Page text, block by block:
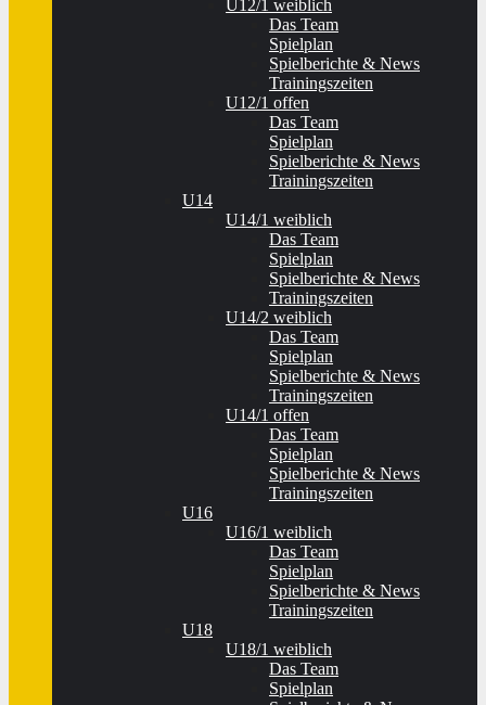
U12/1 weiblich
Das Team
Spielplan
Spielberichte & News
Trainingszeiten
U12/1 offen
Das Team
Spielplan
Spielberichte & News
Trainingszeiten
U14
U14/1 weiblich
Das Team
Spielplan
Spielberichte & News
Trainingszeiten
U14/2 weiblich
Das Team
Spielplan
Spielberichte & News
Trainingszeiten
U14/1 offen
Das Team
Spielplan
Spielberichte & News
Trainingszeiten
U16
U16/1 weiblich
Das Team
Spielplan
Spielberichte & News
Trainingszeiten
U18
U18/1 weiblich
Das Team
Spielplan